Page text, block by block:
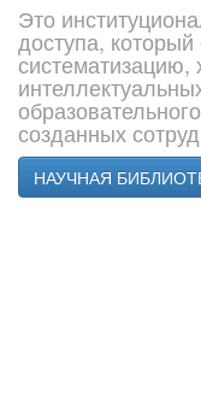
Это
доступа,
созданных
НАУЧНАЯ